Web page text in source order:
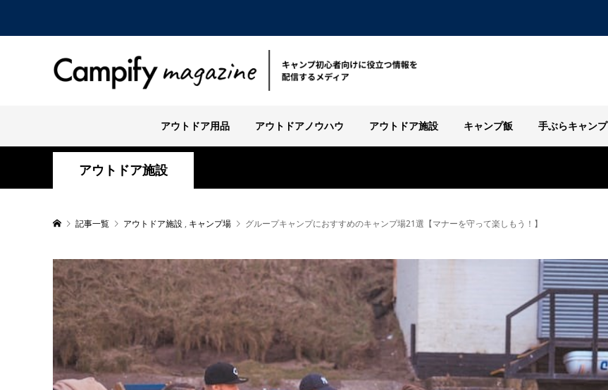
アウトドア用品 アウトドアノウハウ アウトドア施設 キャンプ飯 手ぶらキャンプ
アウトドア施設
記事一覧 アウトドア施設 , キャンプ場 グループキャンプにおすすめのキャンプ場21選【マナーを守って楽しもう！】